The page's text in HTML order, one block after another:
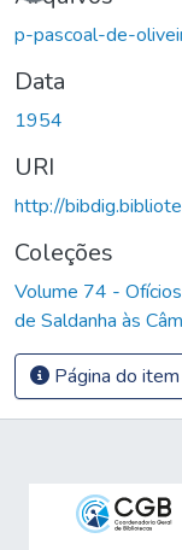
p-pascoal-de-
Data
1954
URI
http://
Coleções
Volume 74 -
de Saldanha às
Página do